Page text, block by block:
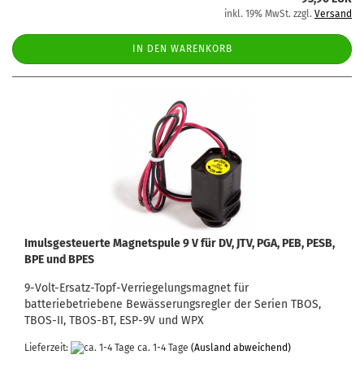
inkl. 19% MwSt. zzgl. Versand
IN DEN WARENKORB
Imulsgesteuerte Magnetspule 9 V für DV, JTV, PGA, PEB, PESB,
BPE und BPES
9-Volt-Ersatz-Topf-Verriegelungsmagnet für
batteriebetriebene Bewässerungsregler der Serien TBOS,
TBOS-II, TBOS-BT, ESP-9V und WPX
Lieferzeit: ca. 1-4 Tage (Ausland abweichend)